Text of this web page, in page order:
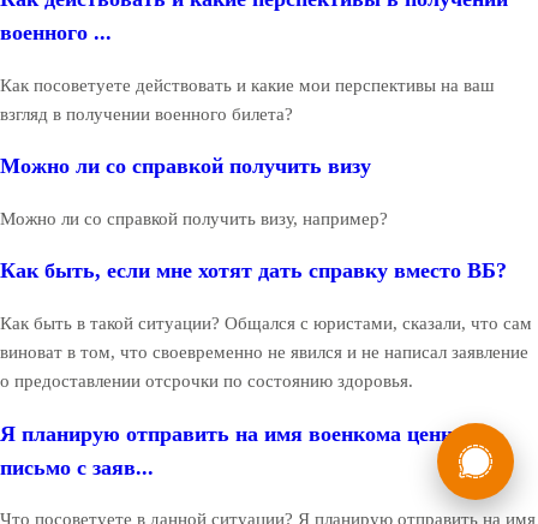
военного ...
Как посоветуете действовать и какие мои перспективы на ваш
взгляд в получении военного билета?
Можно ли со справкой получить визу
Можно ли со справкой получить визу, например?
Как быть, если мне хотят дать справку вместо ВБ?
Как быть в такой ситуации? Общался с юристами, сказали, что сам
виноват в том, что своевременно не явился и не написал заявление
о предоставлении отсрочки по состоянию здоровья.
Я планирую отправить на имя военкома ценное
письмо с заяв...
Что посоветуете в данной ситуации? Я планирую отправить на имя
Мы в России
Бесплатная